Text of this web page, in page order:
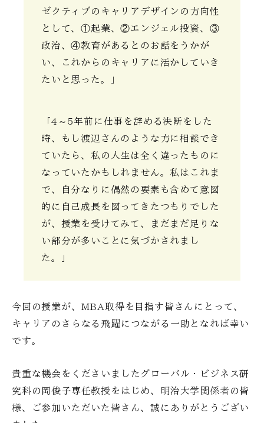
ゼクティブのキャリアデザインの方向性
として、①起業、②エンジェル投資、③
政治、④教育があるとのお話をうかが
い、これからのキャリアに活かしていき
たいと思った。」
「4～5年前に仕事を辞める決断をした
時、もし渡辺さんのような方に相談でき
ていたら、私の人生は全く違ったものに
なっていたかもしれません。私はこれま
で、自分なりに偶然の要素も含めて意図
的に自己成長を図ってきたつもりでした
が、授業を受けてみて、まだまだ足りな
い部分が多いことに気づかされまし
た。」
今回の授業が、MBA取得を目指す皆さんにとって、
キャリアのさらなる飛躍につながる一助となれば幸い
です。
貴重な機会をくださいましたグローバル・ビジネス研
究科の岡俊子専任教授をはじめ、明治大学関係者の皆
様、ご参加いただいた皆さん、誠にありがとうござい